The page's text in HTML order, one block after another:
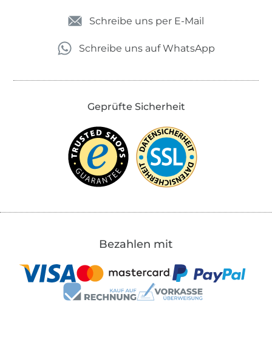
Schreibe uns per E-Mail
Schreibe uns auf WhatsApp
Geprüfte Sicherheit
Bezahlen mit